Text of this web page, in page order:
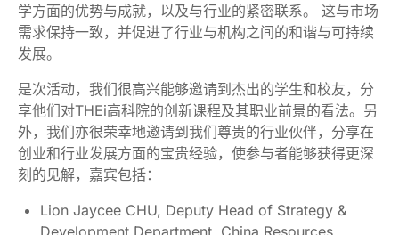
学方面的优势与成就，以及与行业的紧密联系。 这与市场
需求保持一致，并促进了行业与机构之间的和谐与可持续
发展。
是次活动，我们很高兴能够邀请到杰出的学生和校友，分
享他们对THEi高科院的创新课程及其职业前景的看法。另
外，我们亦很荣幸地邀请到我们尊贵的行业伙伴，分享在
创业和行业发展方面的宝贵经验，使参与者能够获得更深
刻的见解，嘉宾包括：
Lion Jaycee CHU, Deputy Head of Strategy &